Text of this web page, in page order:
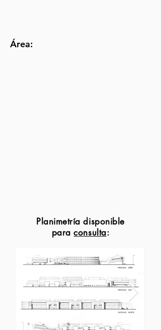
Área:
Planimetría disponible
paraconsulta: